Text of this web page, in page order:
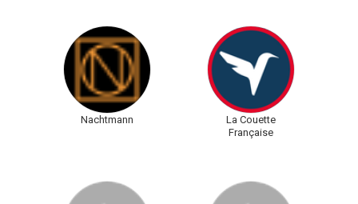
Nachtmann
La Couette
Française